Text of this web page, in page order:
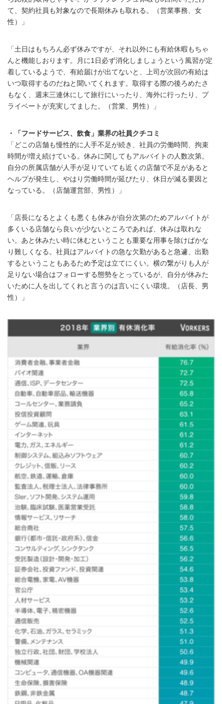
て、契約社員も対象なので長期休みも取れる。（営業事務、女
性）」
「土日はもちろん必ず休みですが、それ以外にも有給休暇もちゃ
んと機能しおります。月に1日必ず消化しましょうという風習が定
着しているようで、有給届けが出てないと、上司が次回の有給は
いつ取得するのだねと聞いてくれます。取得する際の後ろめたさ
もなく、週末三連休にして旅行にいったり、海外に行ったり、プ
ライベートが充実してました。（営業、男性）」
・「フードサービス、飲食」業界の社員クチコミ
「どこの店舗も慢性的に人手不足が続き、社員の労働時間、拘束
時間が増え続けている。休みに関してもアルバイトの人数次第。
自分の所属店舗が人手が足りていても近くの店舗で不足があると
ヘルプが発生し、やはり労働時間が延びたり、休日が減る要因と
なっている。（店舗運営部、男性）」
「店長になるとよくも悪くも休みが自分次第のためアルバイトが
多くいる店舗なら良いが少ないところであれば、休みは取れな
い。あと休みたい時に休むということも重要な用事を除けばかな
り難しくなる。社員はアルバイトの急な欠勤があると急遽、出勤
するということもあるため予定は立てにくい。横の繋がりも人が
足りない場合はフォローする態勢をとっているが、自分が休みた
いために人を出してくれと言うのは言いにくい環境。（店長、男
性）」